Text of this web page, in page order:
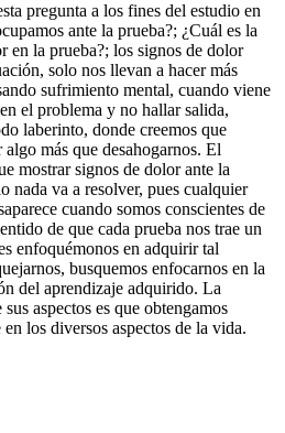
pregunta a los fines del estudio en
ante la prueba?; ¿Cuál es la
en la prueba?; los signos de dolor
solo nos llevan a hacer más
sufrimiento mental, cuando viene
el problema y no hallar salida,
laberinto, donde creemos que
más que desahogarnos. El
mostrar signos de dolor ante la
nada va a resolver, pues cualquier
cuando somos conscientes de
de que cada prueba nos trae un
enfoquémonos en adquirir tal
busquemos enfocarnos en la
del aprendizaje adquirido. La
aspectos es que obtengamos
los diversos aspectos de la vida.